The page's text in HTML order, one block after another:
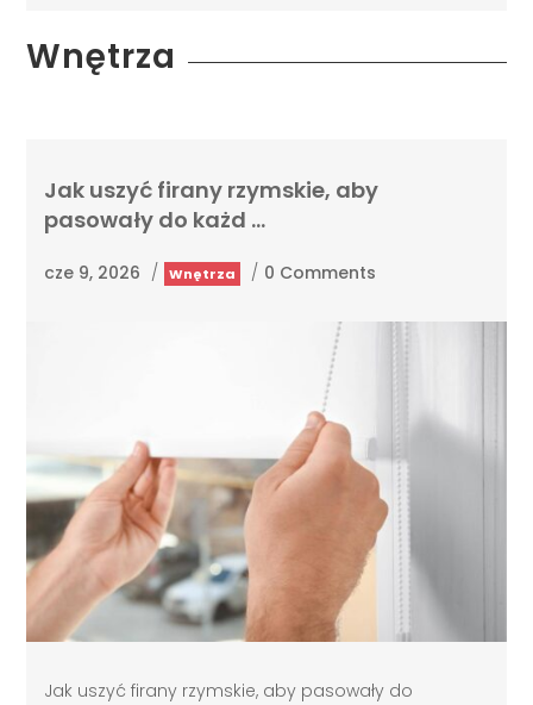
Wnętrza
Jak uszyć firany rzymskie, aby
pasowały do każd …
cze 9, 2026 / Wnętrza / 0 Comments
Jak uszyć firany rzymskie, aby pasowały do